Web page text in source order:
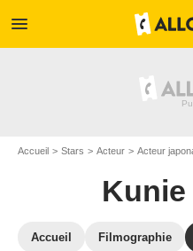
menu
Accueil Stars Acteur Acteur
Kunie
Accueil Filmographie